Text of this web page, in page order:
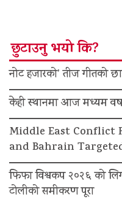
छुटाउनु भयो कि?
नोट हजारको’ तीज गीतको
केही स्थानमा आज मध्यम
Middle East Conflict
and Bahrain
फिफा विश्वकप २०२६ को
टोलीको समीकरण पूरा